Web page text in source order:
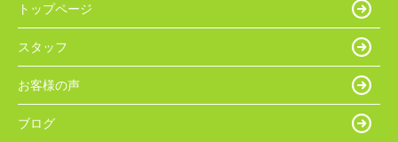
トップページ
スタッフ
お客様の声
ブログ